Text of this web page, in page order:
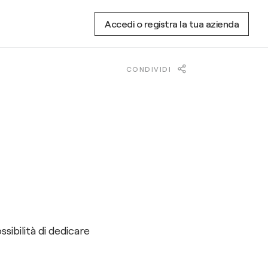
Accedi o registra la tua azienda
CONDIVIDI
di dedicare